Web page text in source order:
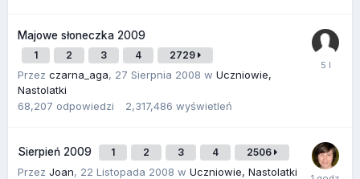
Majowe słoneczka 2009
1 2 3 4 2729
Przez czarna_aga, 27 Sierpnia 2008 w Uczniowie,
Nastolatki
68,207 odpowiedzi 2,317,486 wyświetleń
Sierpień 2009 1 2 3 4 2506
Przez Joan, 22 Listopada 2008 w Uczniowie, Nastolatki